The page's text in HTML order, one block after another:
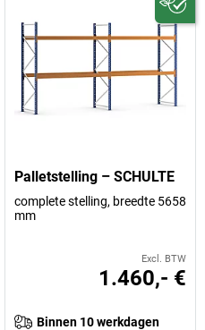
Palletstelling – SCHULTE
complete stelling, breedte 5658
mm
Excl. BTW
1.460,- €
Binnen 10 werkdagen